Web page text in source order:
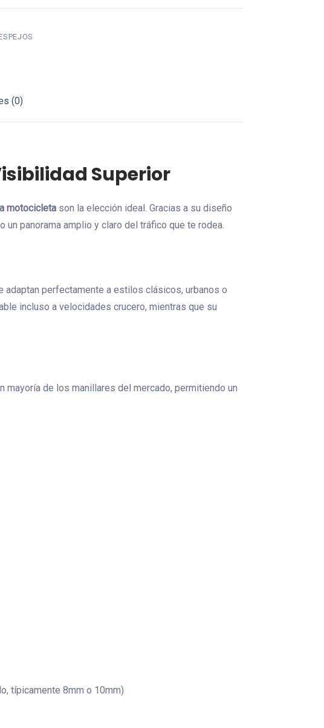
(0)
Superior
motocicleta son la elección ideal. Gracias a su diseño
panorama amplio y claro del tráfico que te rodea.
perfectamente a estilos clásicos, urbanos o
incluso a velocidades crucero, mientras que su
mayoría de los manillares del mercado, permitiendo un
típicamente 8mm o 10mm)